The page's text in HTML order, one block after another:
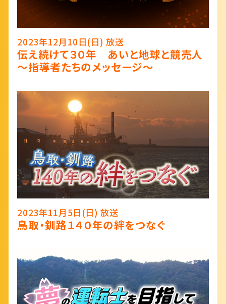
2023年12月10日(日) 放送
伝え続けて３０年 あいと地球と競売人
～指導者たちのメッセージ～
2023年11月5日(日) 放送
鳥取・釧路１４０年の絆をつなぐ